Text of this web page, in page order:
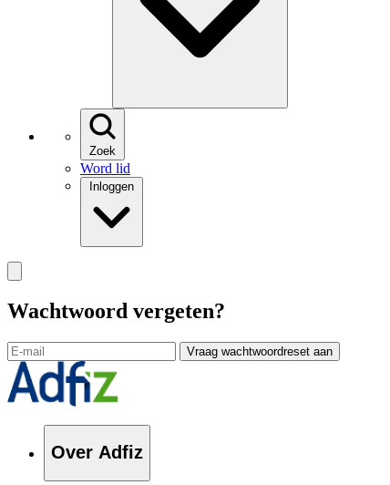
Zoek
Word lid
Inloggen
Wachtwoord vergeten?
Vraag wachtwoordreset aan
Over Adfiz